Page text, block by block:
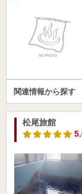
関連情報から探す
松尾旅館